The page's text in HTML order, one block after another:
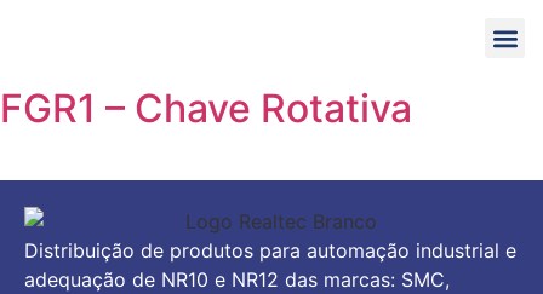
FGR1 – Chave Rotativa
Distribuição de produtos para automação industrial e
adequação de NR10 e NR12 das marcas: SMC,